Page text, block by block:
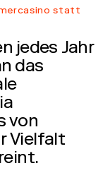
statt
jedes Jahr
das
von
Vielfalt